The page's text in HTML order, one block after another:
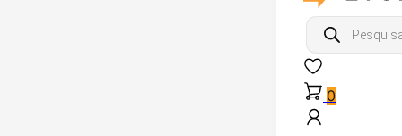
Products
search
0